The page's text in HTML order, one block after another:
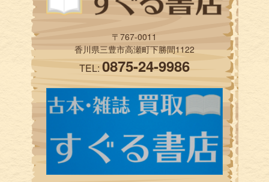
〒767-0011
香川県三豊市高瀬町下勝間1122
TEL:0875-24-9986